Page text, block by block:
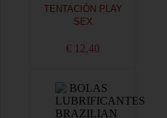
TENTACIÓN PLAY
SEX
€ 12,40